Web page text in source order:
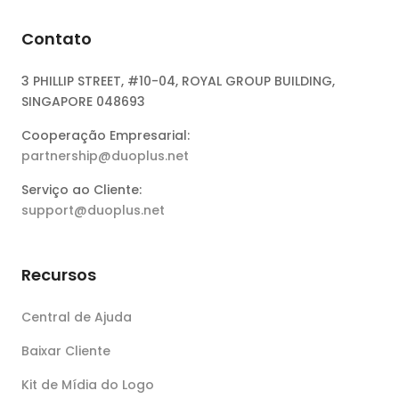
Contato
3 PHILLIP STREET, #10-04, ROYAL GROUP BUILDING,
SINGAPORE 048693
Cooperação Empresarial:
partnership@duoplus.net
Serviço ao Cliente:
support@duoplus.net
Recursos
Central de Ajuda
Baixar Cliente
Kit de Mídia do Logo